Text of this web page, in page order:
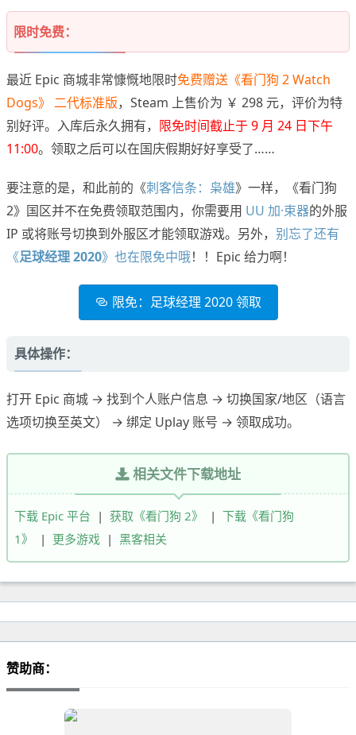
限时免费：
最近 Epic 商城非常慷慨地限时免费赠送《看门狗 2 Watch
Dogs》 二代标准版，Steam 上售价为 ￥ 298 元，评价为特
别好评。入库后永久拥有， 限免时间截止于 9 月 24 日下午
11:00。领取之后可以在国庆假期好好享受了……
要注意的是，和此前的《刺客信条：枭雄》一样，《看门狗
2》国区并不在免费领取范围内，你需要用 UU 加·束器的外服
IP 或将账号切换到外服区才能领取游戏。另外， 别忘了还有
《足球经理 2020》也在限免中哦！！Epic 给力啊！
限免：足球经理 2020 领取
具体操作：
打开 Epic 商城 → 找到个人账户信息 → 切换国家/地区（语言
选项切换至英文） → 绑定 Uplay 账号 → 领取成功。
相关文件下载地址
下载 Epic 平台 | 获取《看门狗 2》 | 下载《看门狗
1》
| 更多游戏 | 黑客相关
赞助商：